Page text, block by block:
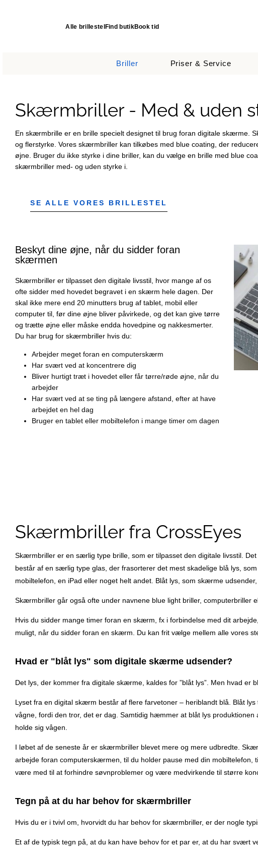
Alle brillestel Find butikBook tid
Briller Priser & Service
Skærmbriller - Med & uden
En skærmbrille er en brille specielt designet til brug foran digitale skærme.
og flerstyrke. Vores skærmbriller kan tilkøbes med blue coating, der
øjne. Bruger du ikke styrke i dine briller, kan du vælge en brille med blue
skærmbriller med- og uden styrke i.
SE ALLE VORES BRILLESTEL
Beskyt dine øjne, når du sidder foran
skærmen
Skærmbriller er tilpasset den digitale livsstil, hvor mange af os
ofte sidder med hovedet begravet i en skærm hele dagen. Der
skal ikke mere end 20 minutters brug af tablet, mobil eller
computer til, før dine øjne bliver påvirkede, og det kan give tørre
og trætte øjne eller måske endda hovedpine og nakkesmerter.
Du har brug for skærmbriller hvis du:
Arbejder meget foran en computerskærm
Har svært ved at koncentrere dig
Bliver hurtigt træt i hovedet eller får tørre/røde øjne, når du
arbejder
Har svært ved at se ting på længere afstand, efter at have
arbejdet en hel dag
Bruger en tablet eller mobiltelefon i mange timer om dagen
Skærmbriller fra CrossEyes
Skærmbriller er en særlig type brille, som er tilpasset den digitale livsstil.
består af en særlig type glas, der frasorterer det mest skadelige blå lys,
mobiltelefon, en iPad eller noget helt andet. Blåt lys, som skærme
Skærmbriller går også ofte under navnene blue light briller, computerbriller
Hvis du sidder mange timer foran en skærm, fx i forbindelse med dit
muligt, når du sidder foran en skærm. Du kan frit vælge mellem alle vores
Hvad er "blåt lys" som digitale skærme udsender?
Det lys, der kommer fra digitale skærme, kaldes for ”blåt lys”. Men hvad
Lyset fra en digital skærm består af flere farvetoner – heriblandt blå. Blåt
vågne, fordi den tror, det er dag. Samtidig hæmmer at blåt lys
holde sig vågen.
I løbet af de seneste år er skærmbriller blevet mere og mere udbredte.
arbejde foran computerskærmen, til du holder pause med din
være med til at forhindre søvnproblemer og være medvirkende til større
Tegn på at du har behov for skærmbriller
Hvis du er i tvivl om, hvorvidt du har behov for skærmbriller, er der nogle
Et af de typisk tegn på, at du kan have behov for et par er, at du har